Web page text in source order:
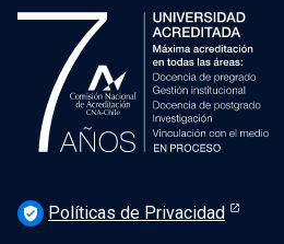
verified_user Políticas de Privacidad